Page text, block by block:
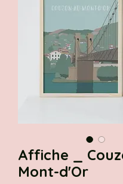
Affiche _
Mont-d'Or